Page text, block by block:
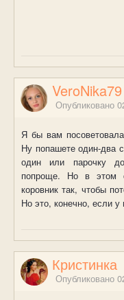
VeroNika79
Опубликовано
Я бы вам
Ну попашете один-два
один или парочку
попроще. Но в этом
коровник так, чтобы
Но это, конечно, если
Кристинка
Опубликовано